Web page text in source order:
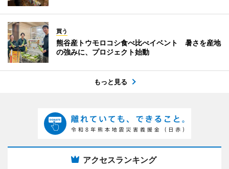
買う
熊谷産トウモロコシ食べ比べイベント 暑さを産地
の強みに、プロジェクト始動
もっと見る
アクセスランキング